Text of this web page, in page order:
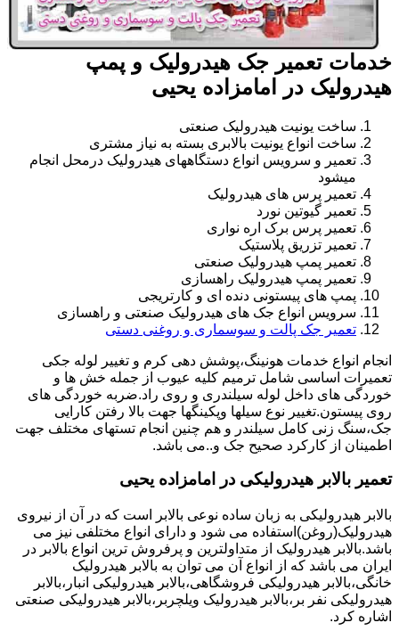
خدمات تعمیر جک هیدرولیک و پمپ
هیدرولیک در امامزاده یحیی
ساخت یونیت هیدرولیک صنعتی
ساخت انواع یونیت بالابری بسته به نیاز مشتری
تعمیر و سرویس انواع دستگاههای هیدرولیک درمحل انجام
میشود
تعمیر پرس های هیدرولیک
تعمیر گیوتین نورد
تعمیر پرس برک اره نواری
تعمیر تزریق پلاستیک
تعمیر پمپ هیدرولیک صنعتی
تعمیر پمپ هیدرولیک راهسازی
پمپ های پیستونی دنده ای و کارتریجی
سرویس انواع جک های هیدرولیک صنعتی و راهسازی
تعمیر جک پالت و سوسماری و روغنی دستی
انجام انواع خدمات هونینگ،پوشش دهی کرم و تغییر لوله جکی
تعمیرات اساسی شامل ترمیم کلیه عیوب از جمله خش ها و
خوردگی های داخل لوله سیلندری و روی راد.ضربه خوردگی های
روی پیستون.تغییر نوع سیلها وپکینگها جهت بالا رفتن کارایی
جک،سنگ زنی کامل سیلندر و هم چنین انجام تستهای مختلف جهت
اطمینان از کارکرد صحیح جک و..می باشد.
تعمیر بالابر هیدرولیکی در امامزاده یحیی
بالابر هیدرولیکی به زبان ساده نوعی بالابر است که در آن از نیروی
هیدرولیک(روغن)استفاده می شود و دارای انواع مختلفی نیز می
باشد.بالابر هیدرولیک از متداولترین و پرفروش ترین انواع بالابر در
ایران می باشد که از انواع آن می توان به بالابر هیدرولیک
خانگی،بالابر هیدرولیکی فروشگاهی،بالابر هیدرولیکی انبار،بالابر
هیدرولیکی نفر بر،بالابر هیدرولیک ویلچربر،بالابر هیدرولیکی صنعتی
اشاره کرد.